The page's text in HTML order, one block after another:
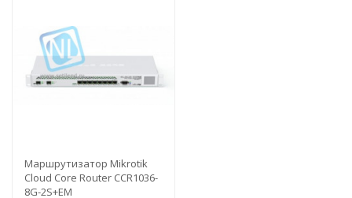
Маршрутизатор Mikrotik
Cloud Core Router CCR1036-
8G-2S+EM